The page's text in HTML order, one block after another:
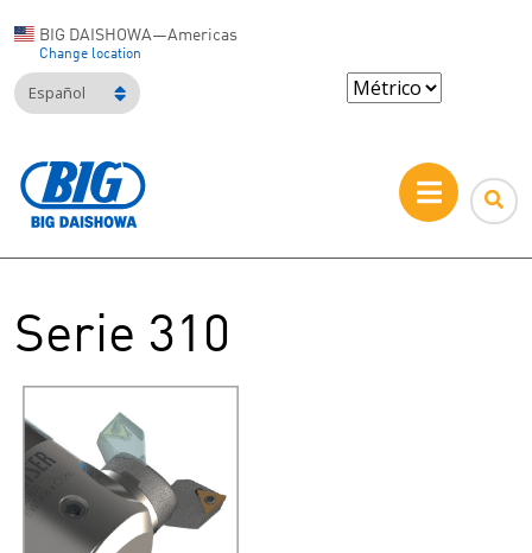
BIG DAISHOWA—Americas
Change location
Español
Serie 310